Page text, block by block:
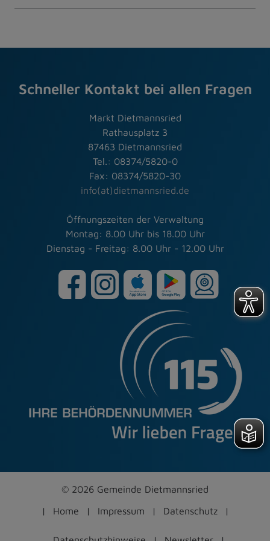
Schneller Kontakt bei allen Fragen
Markt Dietmannsried
Rathausplatz 3
87463 Dietmannsried
Tel.: 08374/5820-0
Fax: 08374/5820-30
info(at)dietmannsried.de
Öffnungszeiten der Verwaltung
Montag: 8.00 Uhr bis 18.00 Uhr
Dienstag - Freitag: 8.00 Uhr - 12.00 Uhr
© 2026 Gemeinde Dietmannsried
Home
Impressum Datenschutz